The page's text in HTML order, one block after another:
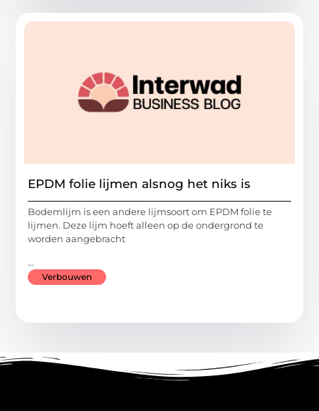
EPDM folie lijmen alsnog het niks is
Bodemlijm is een andere lijmsoort om EPDM folie te
lijmen. Deze lijm hoeft alleen op de ondergrond te
worden aangebracht
...
Verbouwen